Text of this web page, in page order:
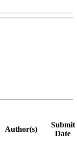
Author(s)
Submit
Date